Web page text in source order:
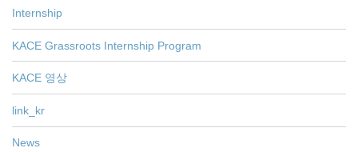
Internship
KACE Grassroots Internship Program
KACE 영상
link_kr
News